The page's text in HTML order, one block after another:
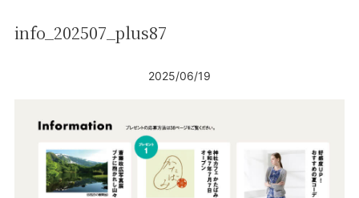
info_202507_plus87
2025/06/19